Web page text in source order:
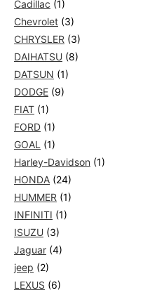
Cadillac (1)
Chevrolet (3)
CHRYSLER (3)
DAIHATSU (8)
DATSUN (1)
DODGE (9)
FIAT (1)
FORD (1)
GOAL (1)
Harley-Davidson (1)
HONDA (24)
HUMMER (1)
INFINITI (1)
ISUZU (3)
Jaguar (4)
jeep (2)
LEXUS (6)